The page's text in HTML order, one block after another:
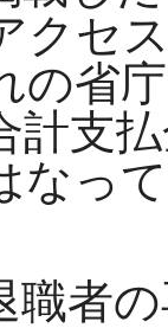
クセ
の省
計支
なっ
者の